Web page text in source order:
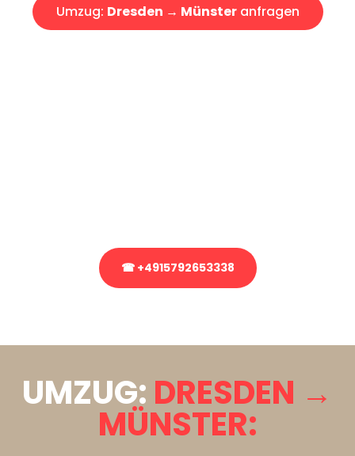
Umzug: Dresden → Münsteranfragen
☎ +4915792653338
UMZUG: DRESDEN →
MÜNSTER: